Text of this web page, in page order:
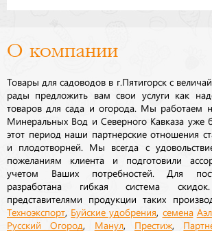
О компании
Товары для садоводов в г.Пятигорск с
рады предложить вам свои услуги как
товаров для сада и огорода. Мы работаем
Минеральных Вод и Северного Кавказа уже
этот период наши партнерские отношения
и плодотворней. Мы всегда с
пожеланиям клиента и подготовили
учетом Ваших потребностей. Для
разработана гибкая система
представителями продукции таких
Техноэкспорт Буйские удобрения семена
Русский Огород Манул, Престиж